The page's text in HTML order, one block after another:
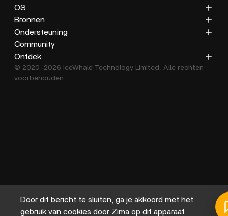
Door dit bericht te sluiten, ga je akkoord met het
gebruik van cookies door Zima op dit apparaat
ZimaCube
ZimaBoard 2
ZimaBoard
ZimaBlade
Accessoires
OS
ZimaOS
CasaOS
Bronnen
Blog
Documentatie
Galerij
Ondersteuning
Privacybeleid
Retourbeleid
Verzendbeleid
Servicevoorwaarden
Community
Ontdek
Over ons
Distributeurs
© 2020-2026 IceWhale Technology Limited. Alle rechten
voorbehouden.